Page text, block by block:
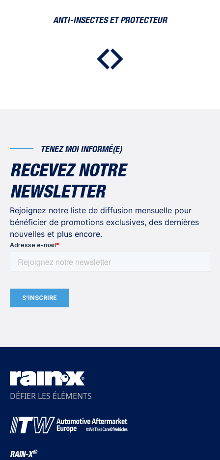
ANTI-INSECTES ET PROTECTEUR
TENEZ MOI INFORMÉ(E)
RECEVEZ NOTRE
NEWSLETTER
Rejoignez notre liste de diffusion mensuelle pour
bénéficier de promotions exclusives, des dernières
nouvelles et plus encore.
DÉFIER LES ÉLÉMENTS
RAIN-X®